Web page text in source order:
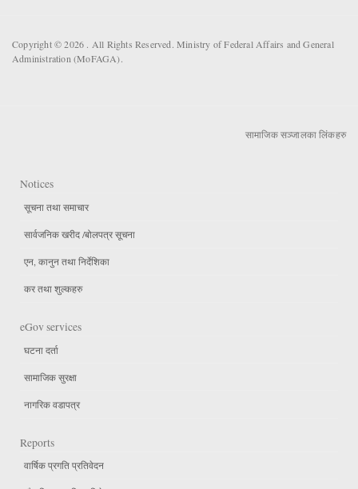
Copyright © 2026 . All Rights Reserved. Ministry of Federal Affairs and General
Administration (MoFAGA).
सामाजिक सञ्जालका लिंकहरु
Notices
सूचना तथा समाचार
सार्वजनिक खरीद /बोलपत्र सूचना
एन, कानुन तथा निर्देशिका
कर तथा शुल्कहरु
eGov services
घटना दर्ता
सामाजिक सुरक्षा
नागरिक वडापत्र
Reports
वार्षिक प्रगति प्रतिवेदन